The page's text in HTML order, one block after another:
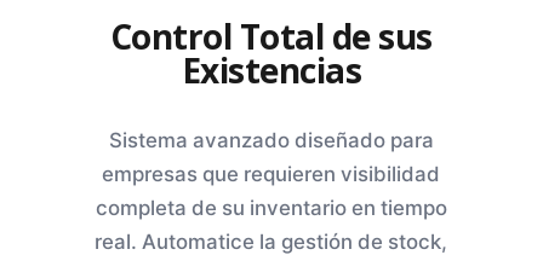
Control Total de sus
Existencias
Sistema avanzado diseñado para
empresas que requieren visibilidad
completa de su inventario en tiempo
real. Automatice la gestión de stock,